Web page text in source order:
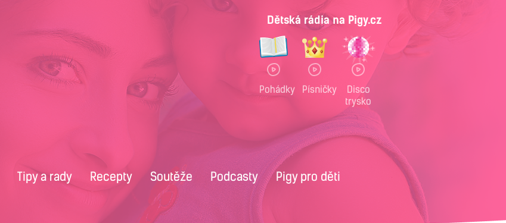
Dětská rádia na Pigy.cz
Pohádky Písničky
Disco
trysko
Tipy a rady Recepty Soutěže Podcasty Pigy pro děti